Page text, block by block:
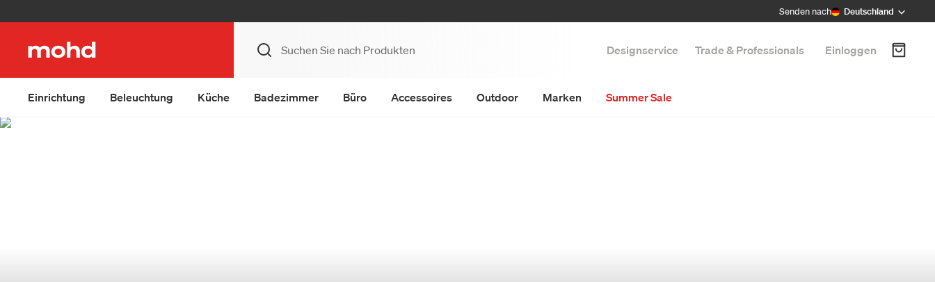
Senden nach Deutschland
Designservice Trade & Professionals Einloggen
Einrichtung Beleuchtung Küche Badezimmer Büro Accessoires Outdoor Marken Summer Sale